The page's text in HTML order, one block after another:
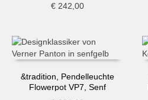
€242,00
&tradition, Pendelleuchte
Flowerpot VP7, Senf